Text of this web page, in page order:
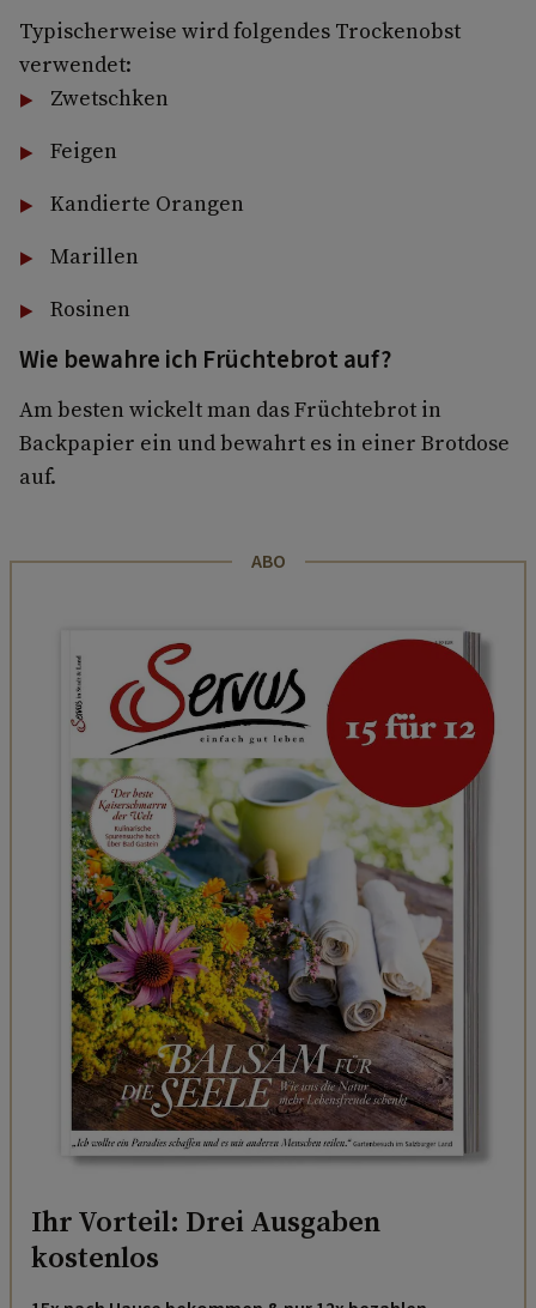
Typischerweise wird folgendes Trockenobst
verwendet:
Zwetschken
Feigen
Kandierte Orangen
Marillen
Rosinen
Wie bewahre ich Früchtebrot auf?
Am besten wickelt man das Früchtebrot in
Backpapier ein und bewahrt es in einer Brotdose
auf.
ABO
Ihr Vorteil: Drei Ausgaben
kostenlos